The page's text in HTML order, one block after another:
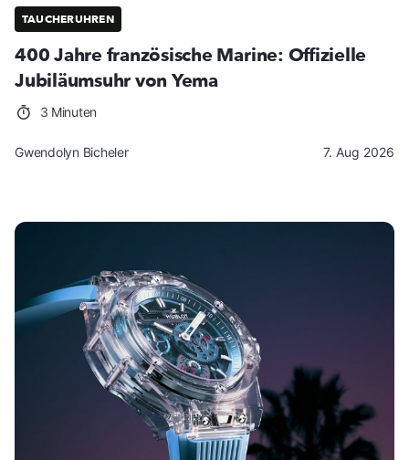
TAUCHERUHREN
400 Jahre französische Marine: Offizielle
Jubiläumsuhr von Yema
3 Minuten
Gwendolyn Bicheler 7. Aug 2026